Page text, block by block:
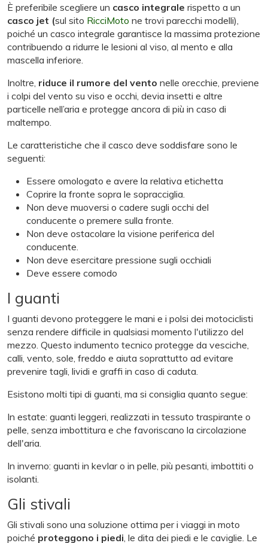
È preferibile scegliere un casco integrale rispetto a un
casco jet (sul sito RicciMoto ne trovi parecchi modelli),
poiché un casco integrale garantisce la massima protezione
contribuendo a ridurre le lesioni al viso, al mento e alla
mascella inferiore.
Inoltre, riduce il rumore del vento nelle orecchie, previene
i colpi del vento su viso e occhi, devia insetti e altre
particelle nell’aria e protegge ancora di più in caso di
maltempo.
Le caratteristiche che il casco deve soddisfare sono le
seguenti:
Essere omologato e avere la relativa etichetta
Coprire la fronte sopra le sopracciglia.
Non deve muoversi o cadere sugli occhi del
conducente o premere sulla fronte.
Non deve ostacolare la visione periferica del
conducente.
Non deve esercitare pressione sugli occhiali
Deve essere comodo
I guanti
I guanti devono proteggere le mani e i polsi dei motociclisti
senza rendere difficile in qualsiasi momento l'utilizzo del
mezzo. Questo indumento tecnico protegge da vesciche,
calli, vento, sole, freddo e aiuta soprattutto ad evitare
prevenire tagli, lividi e graffi in caso di caduta.
Esistono molti tipi di guanti, ma si consiglia quanto segue:
In estate: guanti leggeri, realizzati in tessuto traspirante o
pelle, senza imbottitura e che favoriscano la circolazione
dell'aria.
In inverno: guanti in kevlar o in pelle, più pesanti, imbottiti o
isolanti.
Gli stivali
Gli stivali sono una soluzione ottima per i viaggi in moto
poiché proteggono i piedi , le dita dei piedi e le caviglie. Le